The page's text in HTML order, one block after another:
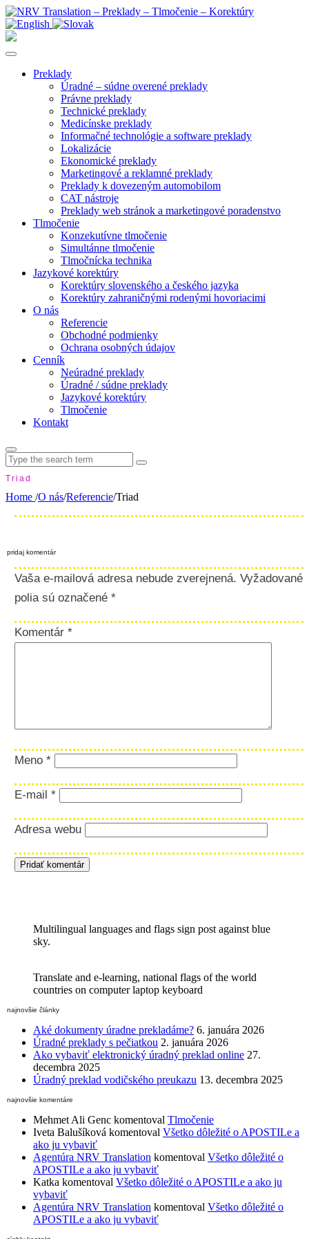
Preklady
Úradné – súdne overené preklady
Právne preklady
Technické preklady
Medicínske preklady
Informačné technológie a software preklady
Lokalizácie
Ekonomické preklady
Marketingové a reklamné preklady
Preklady k dovezeným automobilom
CAT nástroje
Preklady web stránok a marketingové poradenstvo
Tlmočenie
Konzekutívne tlmočenie
Simultánne tlmočenie
Tlmočnícka technika
Jazykové korektúry
Korektúry slovenského a českého jazyka
Korektúry zahraničnými rodenými hovoriacimi
O nás
Referencie
Obchodné podmienky
Ochrana osobných údajov
Cenník
Neúradné preklady
Úradné / súdne preklady
Jazykové korektúry
Tlmočenie
Kontakt
Search
for:
Triad
Home /O nás/Referencie/Triad
pridaj komentár
Vaša e-mailová adresa nebude zverejnená. Vyžadované
polia sú označené *
Komentár *
Meno *
E-mail *
Adresa webu
Multilingual languages and flags sign post against blue
sky.
Translate and e-learning, national flags of the world
countries on computer laptop keyboard
najnovšie články
Aké dokumenty úradne prekladáme? 6. januára 2026
Úradné preklady s pečiatkou 2. januára 2026
Ako vybaviť elektronický úradný preklad online 27.
decembra 2025
Úradný preklad vodičského preukazu 13. decembra 2025
najnovšie komentáre
Mehmet Ali Genc komentoval Tlmočenie
Iveta Balušíková komentoval Všetko dôležité o APOSTILe a
ako ju vybaviť
Agentúra NRV Translation komentoval Všetko dôležité o
APOSTILe a ako ju vybaviť
Katka komentoval Všetko dôležité o APOSTILe a ako ju
vybaviť
Agentúra NRV Translation komentoval Všetko dôležité o
APOSTILe a ako ju vybaviť